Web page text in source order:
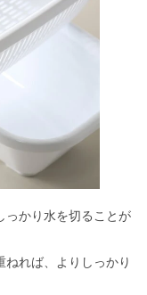
っかり水を切ることが
れば、よりしっかり